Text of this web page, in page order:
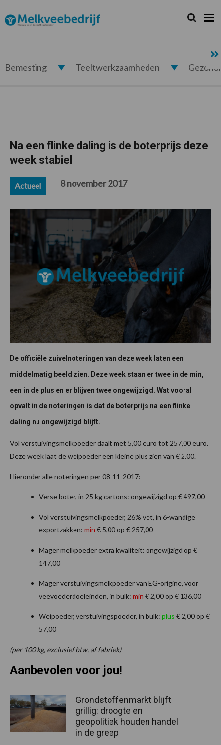
de
hoofdnavigatie
de
hoofd
de
eerste
de
voettekst
Melkveebedrijf.nl Zoeken...
Zoek
Bemesting Teeltwerkzaamheden
Na een flinke daling is de boterprijs deze
week stabiel
Actueel 8 november 2017
De officiële zuivelnoteringen van deze week laten een
middelmatig beeld zien. Deze week staan er twee in de min,
een in de plus en er blijven twee ongewijzigd. Wat vooral
opvalt in de noteringen is dat de boterprijs na een flinke
daling nu ongewijzigd blijft.
Vol verstuivingsmelkpoeder daalt met 5,00 euro tot 257,00 euro.
Deze week laat de weipoeder een kleine plus zien van € 2.00.
Hieronder alle noteringen per 08-11-2017:
Verse boter, in 25 kg cartons: ongewijzigd op € 497,00
Vol verstuivingsmelkpoeder, 26% vet, in 6-wandige
exportzakken: min € 5,00 op € 257,00
Mager melkpoeder extra kwaliteit: ongewijzigd op €
147,00
Mager verstuivingsmelkpoeder van EG-origine, voor
veevoederdoeleinden, in bulk: min € 2,00 op € 136,00
Weipoeder, verstuivingspoeder, in bulk: plus € 2,00 op €
57,00
(per 100 kg, exclusief btw, af fabriek)
Aanbevolen voor jou!
Grondstoffenmarkt blijft
grillig: droogte en
geopolitiek houden handel
in de greep